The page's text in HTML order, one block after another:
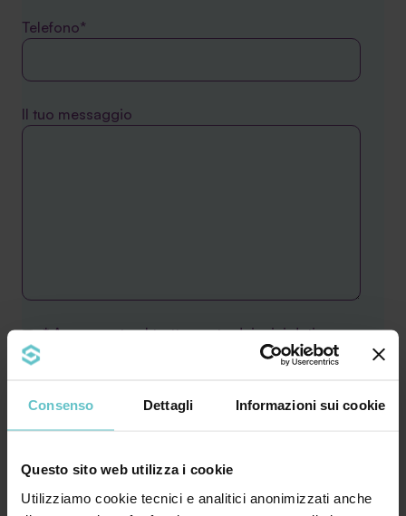
Consenso Dettagli Informazioni sui cookie
Questo sito web utilizza i cookie
Utilizziamo cookie tecnici e analitici anonimizzati anche
Telefono*
Il tuo messaggio
* Acconsento al trattamento dei miei dati
personali secondo quanto specificato nell'
Agevola Srl sulla finanza agevolata e acconsento
nell'Informativa privacy